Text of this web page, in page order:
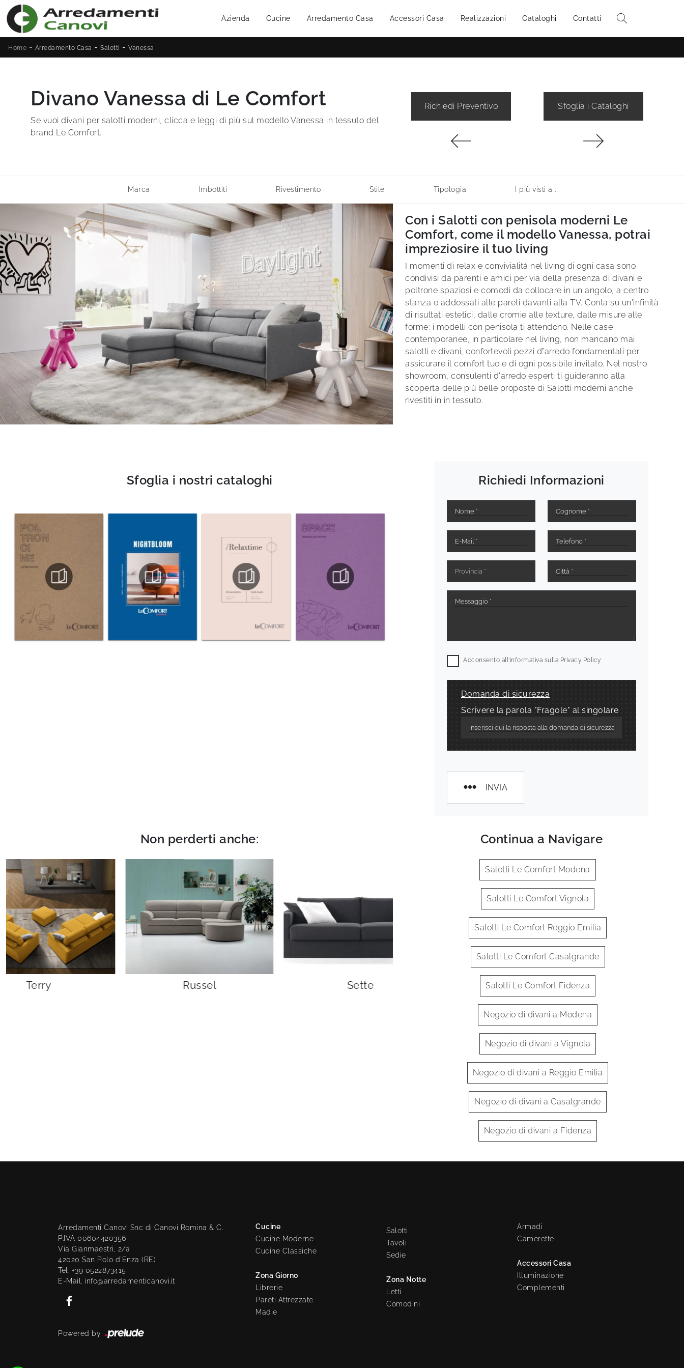
Azienda Cucine Arredamento Casa Accessori Casa Realizzazioni Cataloghi Contatti
Home - Arredamento Casa - Salotti - Vanessa
Divano Vanessa di Le Comfort
Se vuoi divani per salotti moderni, clicca e leggi di più sul modello Vanessa in tessuto del
brand Le Comfort.
Richiedi Preventivo Sfoglia i Cataloghi
Marca Imbottiti Rivestimento Stile Tipologia I più visti a :
Con i Salotti con penisola moderni Le
Comfort, come il modello Vanessa, potrai
impreziosire il tuo living
I momenti di relax e convivialità nel living di ogni casa sono
condivisi da parenti e amici per via della presenza di divani e
poltrone spaziosi e comodi da collocare in un angolo, a centro
stanza o addossati alle pareti davanti alla TV. Conta su un'infinità
di risultati estetici, dalle cromie alle texture, dalle misure alle
forme: i modelli con penisola ti attendono. Nelle case
contemporanee, in particolare nel living, non mancano mai
salotti e divani, confortevoli pezzi d’arredo fondamentali per
assicurare il comfort tuo e di ogni possibile invitato. Nel nostro
showroom, consulenti d'arredo esperti ti guideranno alla
scoperta delle più belle proposte di Salotti moderni anche
rivestiti in in tessuto.
Sfoglia i nostri cataloghi Richiedi Informazioni
Acconsento all'informativa sulla Privacy Policy
Domanda di sicurezza
Scrivere la parola "Fragole" al singolare
INVIA
Non perderti anche:
Terry Russel Sette Oasi
Continua a Navigare
Salotti Le Comfort Modena
Salotti Le Comfort Vignola
Salotti Le Comfort Reggio Emilia
Salotti Le Comfort Casalgrande
Salotti Le Comfort Fidenza
Negozio di divani a Modena
Negozio di divani a Vignola
Negozio di divani a Reggio Emilia
Negozio di divani a Casalgrande
Negozio di divani a Fidenza
Arredamenti Canovi Snc di Canovi Romina & C.
P.IVA 00604420356
Via Gianmaestri, 2/a
42020 San Polo d'Enza (RE)
Tel. +39 0522873415
E-Mail. info@arredamenticanovi.it
Cucine
Cucine Moderne
Cucine Classiche
Zona Giorno
Librerie
Pareti Attrezzate
Madie
Salotti
Tavoli
Sedie
Zona Notte
Letti
Comodini
Armadi
Camerette
Accessori Casa
Illuminazione
Complementi
Powered by